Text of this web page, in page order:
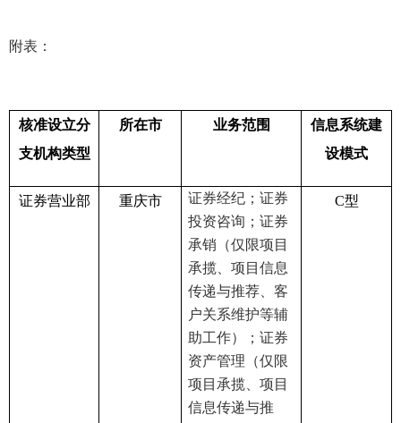
附表：
核准设立分
支机构类型
所在市 业务范围
信息系统建
设模式
证券营业部 重庆市
证券经纪；证券
投资咨询；证券
承销（仅限项目
承揽、项目信息
传递与推荐、客
户关系维护等辅
助工作）；证券
资产管理（仅限
项目承揽、项目
信息传递与推
C型